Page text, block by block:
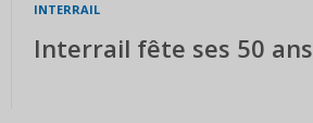
INTERRAIL
Interrail fête ses 50 ans